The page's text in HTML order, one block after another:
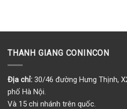
THANH GIANG CONINCON
Địa chỉ: 30/46 đường Hưng Thịnh,
phố Hà Nội.
Và 15 chi nhánh trên quốc.